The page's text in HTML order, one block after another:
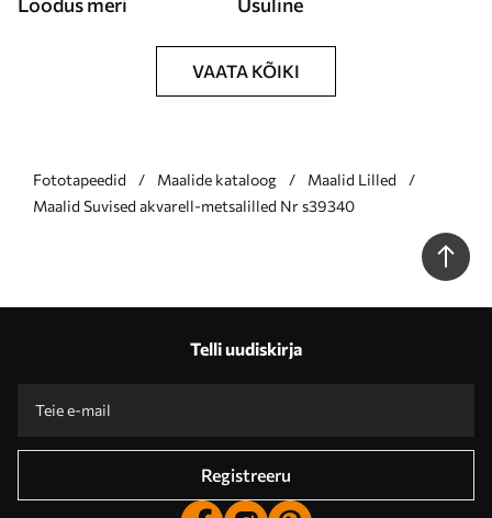
VAATA KÕIKI
Fototapeedid Maalide kataloog
Maalid Lilled
Maalid Suvised akvarell-metsalilled Nr s39340
Telli uudiskirja
Registreeru